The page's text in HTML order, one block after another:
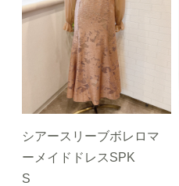
シアースリーブボレロマ
ーメイドドレスSPK
S